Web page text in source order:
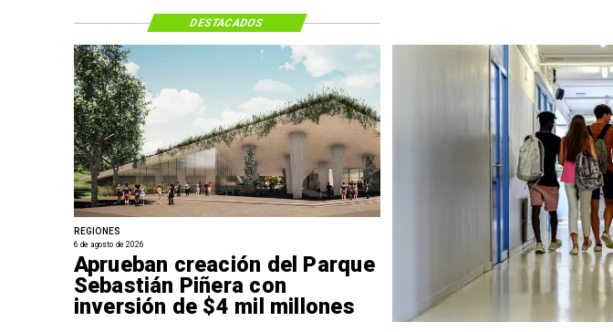
REGIONES
6 de agosto de 2026
Aprueban creación del Parque
Sebastián Piñera con
inversión de $4 mil millones
DESTACADOS